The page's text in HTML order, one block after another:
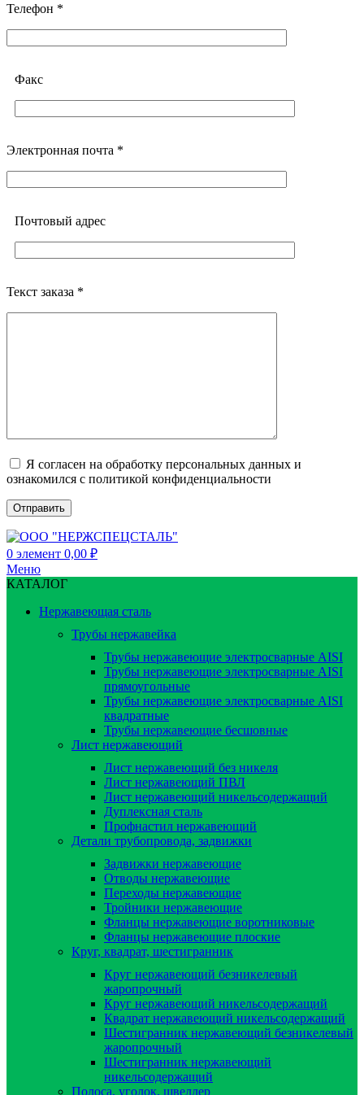
Телефон *
Факс
Электронная почта *
Почтовый адреc
Текст заказа *
Я согласен на обработку персональных данных и
ознакомился с политикой конфиденциальности
0 элемент 0,00 ₽
Меню
КАТАЛОГ
Нержавеющая сталь
Трубы нержавейка
Трубы нержавеющие электросварные AISI
Трубы нержавеющие электросварные AISI
прямоугольные
Трубы нержавеющие электросварные AISI
квадратные
Трубы нержавеющие бесшовные
Лист нержавеющий
Лист нержавеющий без никеля
Лист нержавеющий ПВЛ
Лист нержавеющий никельсодержащий
Дуплексная сталь
Профнастил нержавеющий
Детали трубопровода, задвижки
Задвижки нержавеющие
Отводы нержавеющие
Переходы нержавеющие
Тройники нержавеющие
Фланцы нержавеющие воротниковые
Фланцы нержавеющие плоские
Круг, квадрат, шестигранник
Круг нержавеющий безникелевый
жаропрочный
Круг нержавеющий никельсодержащий
Квадрат нержавеющий никельсодержащий
Шестигранник нержавеющий безникелевый
жаропрочный
Шестигранник нержавеющий
никельсодержащий
Полоса, уголок, швеллер